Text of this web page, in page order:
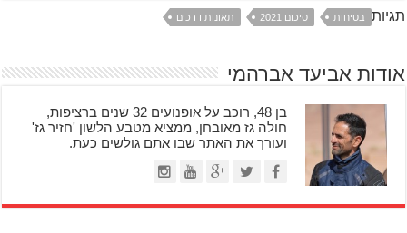
תגיות בטיחות סיכום 2021 תאונות דרכים
אודות אביעד אברהמי
בן 48, רוכב על אופנועים 32 שנים ברציפות,
חולה גז מאובחן, ממציא מטבע הלשון 'חזיר גז'
ועורך את האתר שבו אתם גולשים כעת.